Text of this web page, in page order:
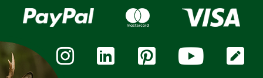
Widerrufsformular
Zahlungsarten
Rechnung
Vorkasse
Karriere
Über uns
Community
International